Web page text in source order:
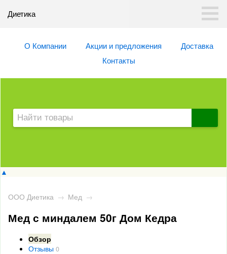
Диетика
О Компании Акции и предложения
Доставка
Контакты
▲
ООО Диетика → Мед →
Мед с миндалем 50г Дом Кедра
Обзор
Отзывы 0